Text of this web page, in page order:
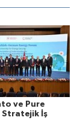
ve Pure
Stratejik İş